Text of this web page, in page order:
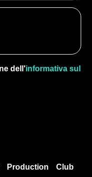
dell'informativa sul
Production
Club